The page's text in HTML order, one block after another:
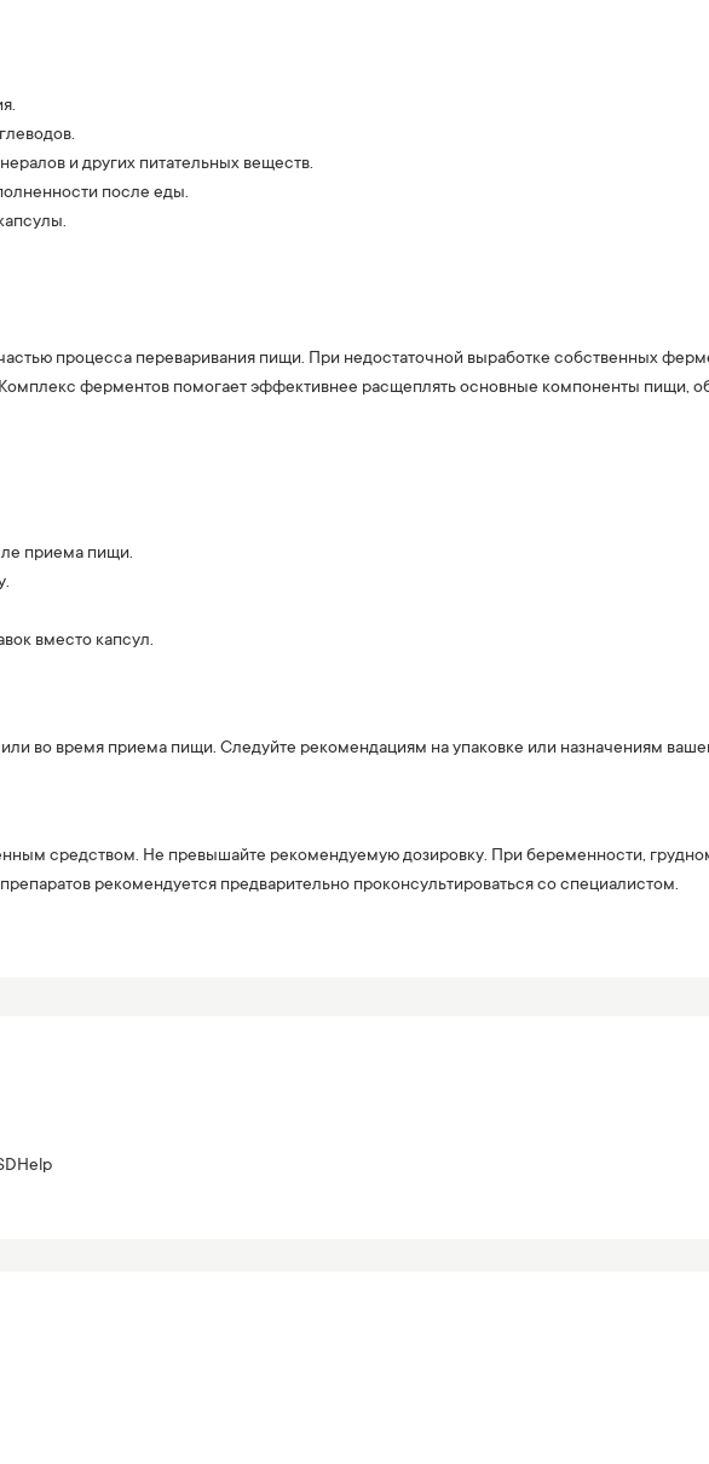
и других питательных веществ.
после еды.
процесса переваривания пищи. При недостаточной выработке собственных
ферментов помогает эффективнее расщеплять основные компоненты пищи,
приема пищи.
вместо капсул.
во время приема пищи. Следуйте рекомендациям на упаковке или назначениям
средством. Не превышайте рекомендуемую дозировку. При беременности,
рекомендуется предварительно проконсультироваться со специалистом.